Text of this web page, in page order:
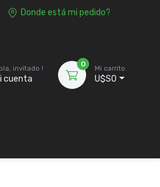
Donde está mi pedido?
invitado !
cuenta
0
Mi carrito
U$S0